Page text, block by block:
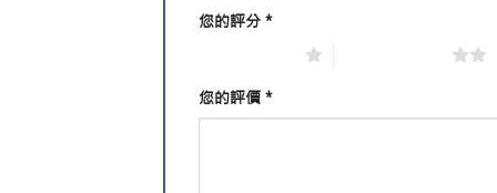
您的評分 *
您的評價 *